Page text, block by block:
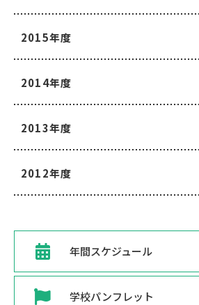
2015年度
2014年度
2013年度
2012年度
年間スケジュール
学校パンフレット